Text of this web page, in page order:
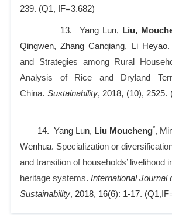
239. (Q1, IF=3.682)
13. Yang Lun, Liu,
Qingwen, Zhang Canqiang, Li Heyao.
and Strategies among Rural
Analysis of Rice and Dryland
China. Sustainability, 2018, (10), 2525.
14. Yang Lun, Liu Moucheng*,
Wenhua. Specialization or
and transition of households’ livelihood
heritage systems.International Journal
Sustainability, 2018, 16(6): 1-17.